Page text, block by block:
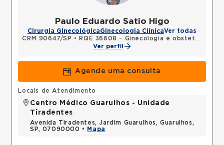
Paulo Eduardo Satio Higo
Cirurgia GinecológicaGinecologia ClínicaVer todas
CRM 90647/SP • RQE 36608 - Ginecologia e obstetrícia
Ver perfil
Agende uma consulta
Locais de Atendimento
Centro Médico Guarulhos - Unidade
Tiradentes
Avenida Tiradentes, Jardim Guarulhos, Guarulhos,
SP, 07090000 •
Mapa